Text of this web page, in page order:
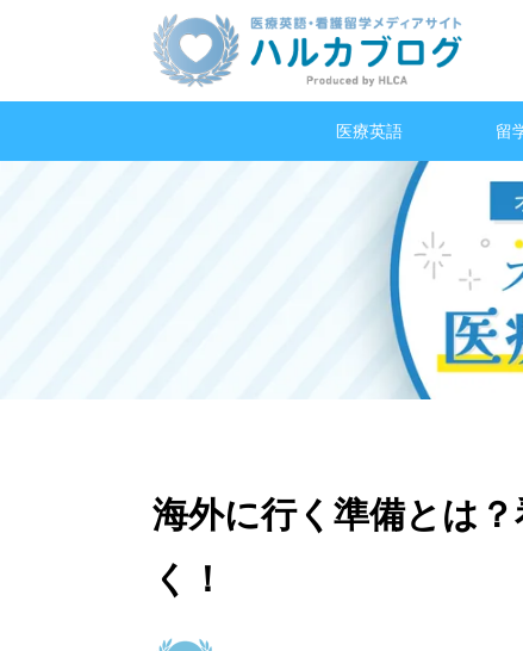
医療英語 留
海外に行く準備とは
く！